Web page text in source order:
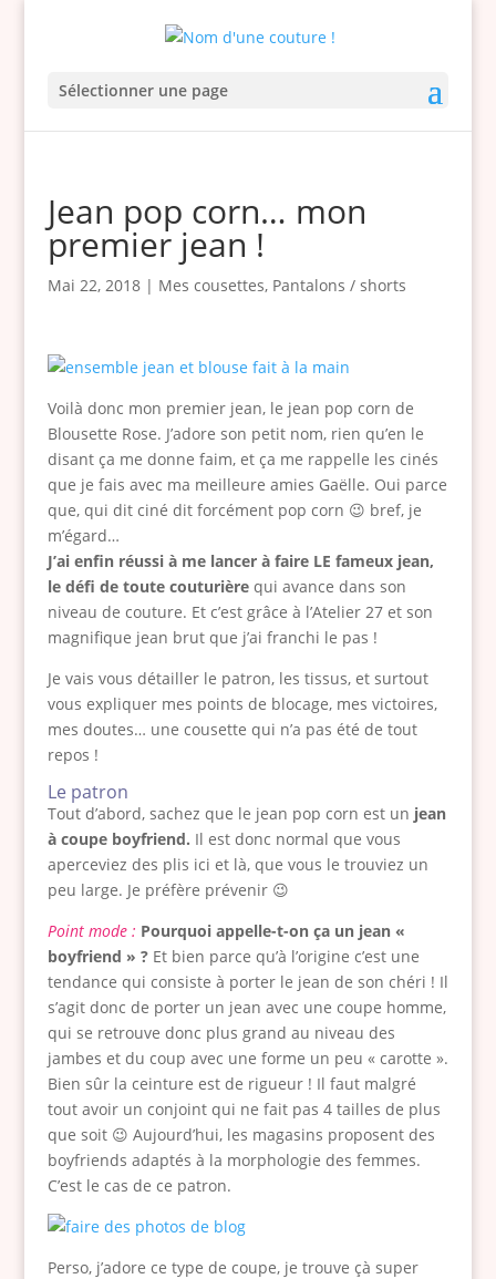
Sélectionner une page
Jean pop corn… mon
premier jean !
Mai 22, 2018| Mes cousettes, Pantalons / shorts
Voilà donc mon premier jean, le jean pop corn de
Blousette Rose. J’adore son petit nom, rien qu’en le
disant ça me donne faim, et ça me rappelle les cinés
que je fais avec ma meilleure amies Gaëlle. Oui parce
que, qui dit ciné dit forcément pop corn 😉 bref, je
m’égard…
J’ai enfin réussi à me lancer à faire LE fameux jean,
le défi de toute couturièrequi avance dans son
niveau de couture. Et c’est grâce à l’Atelier 27 et son
magnifique jean brut que j’ai franchi le pas !
Je vais vous détailler le patron, les tissus, et surtout
vous expliquer mes points de blocage, mes victoires,
mes doutes… une cousette qui n’a pas été de tout
repos !
Le patron
Tout d’abord, sachez que le jean pop corn est un jean
à coupe boyfriend. Il est donc normal que vous
aperceviez des plis ici et là, que vous le trouviez un
peu large. Je préfère prévenir 😉
Point mode : Pourquoi appelle-t-on ça un jean «
boyfriend » ?Et bien parce qu’à l’origine c’est une
tendance qui consiste à porter le jean de son chéri ! Il
s’agit donc de porter un jean avec une coupe homme,
qui se retrouve donc plus grand au niveau des
jambes et du coup avec une forme un peu « carotte ».
Bien sûr la ceinture est de rigueur ! Il faut malgré
tout avoir un conjoint qui ne fait pas 4 tailles de plus
que soit 😉 Aujourd’hui, les magasins proposent des
boyfriends adaptés à la morphologie des femmes.
C’est le cas de ce patron.
Perso, j’adore ce type de coupe, je trouve çà super